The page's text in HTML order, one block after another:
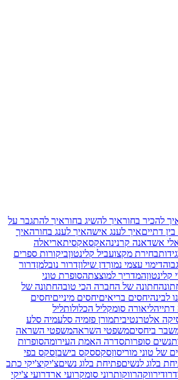
להכיר בחוראיך להשיג בחוראיך להתגבר על
דתייםאיך לענג אישהאיך לענג בחורהאיך
אשדאנה קרנינהאקסאקסיתאריאלה
בחירת מקצועביל קלינטוןביקורות ספרים
דימוי עצמי נמוךדן שילוןדרור נובלמןדרור
קלינטוןהמדריך למוצצתהסופרת טוני
חתונה של החברה הכי טובהחתונה של
לבינהיחסים בריאיםיחסים מינייםיחסים
דתייהליאורה סומקליל הכלולותליל
אלטרנטיביתמורן פזמיה סלעמיה סלע
ביחסיםמשפטי השראהמשפטי השראה
נשים סופרותסדרה האמת העירומהסופרות
של טוני מוריסוןסקססקס בישבןסקס בפי
בלוג לנשיםפתיחת בלוג נשיםצ'יקיצ'יקי כתב
רודירווקהרווקותרוני סומקרועי ארדרועי צ'יקי